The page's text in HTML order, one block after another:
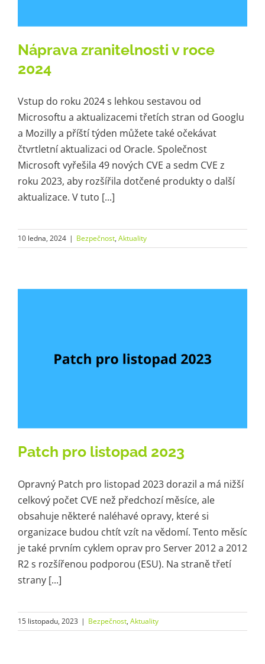
Náprava zranitelnosti v roce
2024
Vstup do roku 2024 s lehkou sestavou od
Microsoftu a aktualizacemi třetích stran od Googlu
a Mozilly a příští týden můžete také očekávat
čtvrtletní aktualizaci od Oracle. Společnost
Microsoft vyřešila 49 nových CVE a sedm CVE z
roku 2023, aby rozšířila dotčené produkty o další
aktualizace. V tuto [...]
10 ledna, 2024 | Bezpečnost, Aktuality
Patch pro listopad 2023
Opravný Patch pro listopad 2023 dorazil a má nižší
celkový počet CVE než předchozí měsíce, ale
obsahuje některé naléhavé opravy, které si
organizace budou chtít vzít na vědomí. Tento měsíc
je také prvním cyklem oprav pro Server 2012 a 2012
R2 s rozšířenou podporou (ESU). Na straně třetí
strany [...]
15 listopadu, 2023 | Bezpečnost, Aktuality